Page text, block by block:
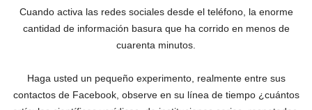
Cuando activa las redes sociales desde el teléfono, la enorme
cantidad de información basura que ha corrido en menos de
cuarenta minutos.
Haga usted un pequeño experimento, realmente entre sus
contactos de Facebook, observe en su línea de tiempo ¿cuántos